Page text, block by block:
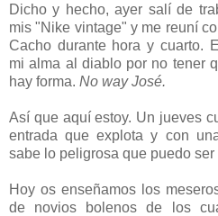
Dicho y hecho, ayer salí de
mis "Nike vintage" y me reuní
Cacho durante hora y cuarto.
mi alma al diablo por no tener
hay forma. No way José.
Así que aquí estoy. Un jueves
entrada que explota y con
sabe lo peligrosa que puedo
Hoy os enseñamos los
de novios bolenos de los